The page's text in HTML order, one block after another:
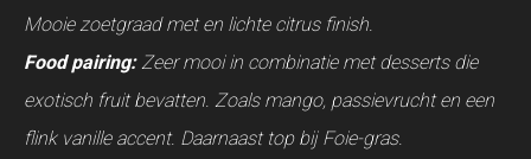
Mooie zoetgraad met en lichte citrus finish.
Food pairing:Zeer mooi in combinatie met desserts die
exotisch fruit bevatten. Zoals mango, passievrucht en een
flink vanille accent. Daarnaast top bij Foie-gras.